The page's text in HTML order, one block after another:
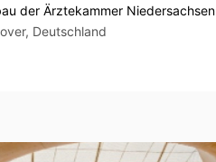
der Ärztekammer Niedersachsen
Deutschland